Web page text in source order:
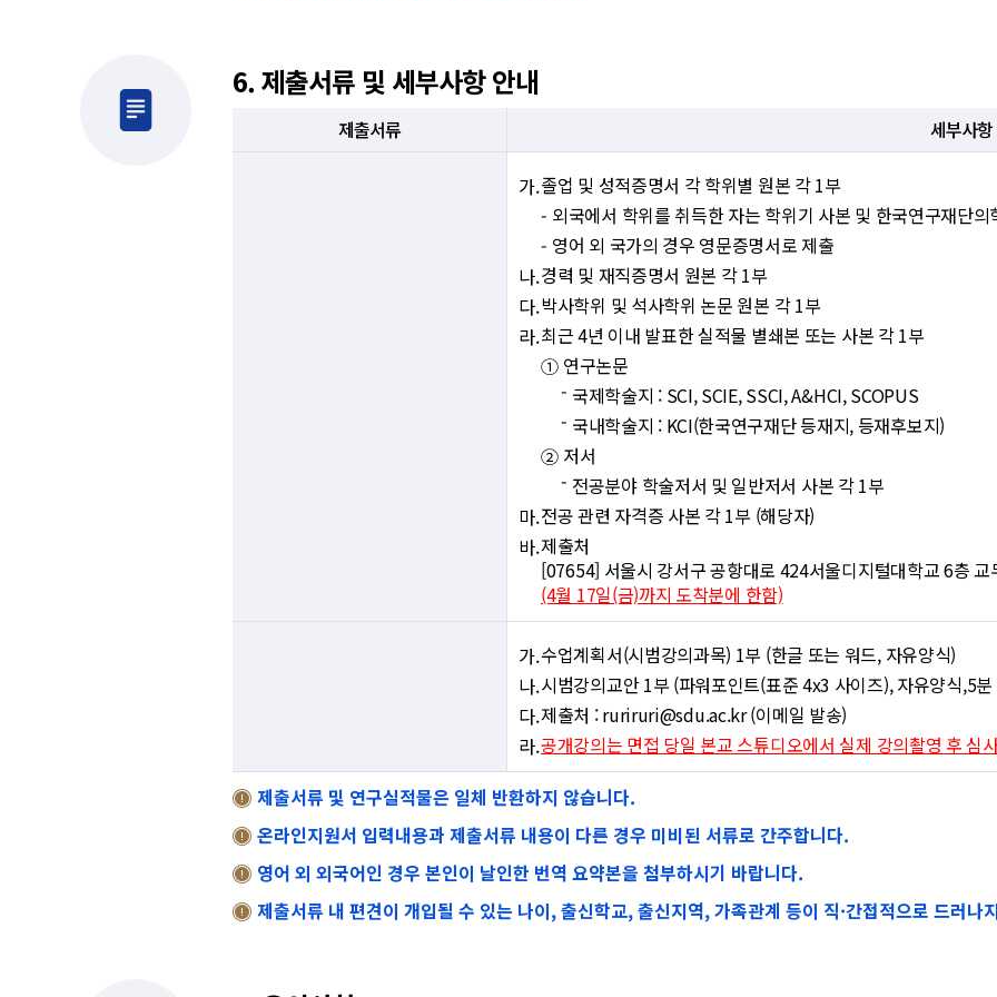
6. 제출서류 및 세부사항 안내
제출서류 세부사항
졸업 및 성적증명서 각 학위별 원본 각 1부
외국에서 학위를 취득한 자는 학위기 사본 및 한국연구재단
영어 외 국가의 경우 영문증명서로 제출
경력 및 재직증명서 원본 각 1부
박사학위 및 석사학위 논문 원본 각 1부
최근 4년 이내 발표한 실적물 별쇄본 또는 사본 각 1부
연구논문
국제학술지 : SCI, SCIE, SSCI, A&HCI, SCOPUS
국내학술지 : KCI(한국연구재단 등재지, 등재후보지)
저서
전공분야 학술저서 및 일반저서 사본 각 1부
전공 관련 자격증 사본 각 1부 (해당자)
제출처
[07654] 서울시 강서구 공항대로 424서울디지털대학교 6층 교
(4월 17일(금)까지 도착분에 한함)
수업계획서(시범강의과목) 1부 (한글 또는 워드, 자유양식)
시범강의교안 1부 (파워포인트(표준 4x3 사이즈), 자유양식,5
제출처 : ruriruri@sdu.ac.kr (이메일 발송)
공개강의는 면접 당일 본교 스튜디오에서 실제 강의촬영 후 심
제출서류 및 연구실적물은 일체 반환하지 않습니다.
온라인지원서 입력내용과 제출서류 내용이 다른 경우 미비된 서류로 간주합니다.
영어 외 외국어인 경우 본인이 날인한 번역 요약본을 첨부하시기 바랍니다.
제출서류 내 편견이 개입될 수 있는 나이, 출신학교, 출신지역, 가족관계 등이 직·간접적으로 드러나